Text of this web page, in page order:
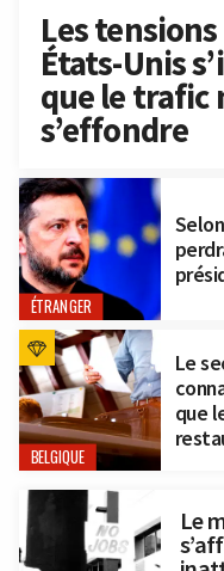
Les
États-Unis
que le
s’effondre
ÉTRANGER
BELGIQUE
Le
que
Le